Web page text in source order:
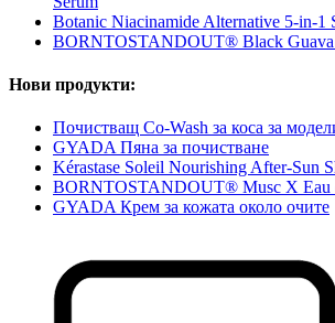
Botanic Niacinamide Alternative 5-in-1
BORNTOSTANDOUT® Black Guava
Нови продукти:
Почистващ Co-Wash за коса за
GYADA Пяна за почистване
Kérastase Soleil Nourishing After-Sun
BORNTOSTANDOUT® Musc X Eau
GYADA Крем за кожата около очите